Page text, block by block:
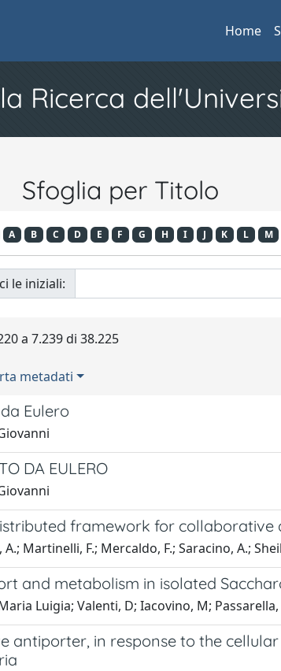
Home
Ricerca
Sfoglia per Titolo
A B C D E F G H I J K L M
le iniziali:
a 7.239 di 38.225
metadati
Eulero
DA EULERO
framework for
Martinelli, F.; Mercaldo, F.; Saracino, A.;
and metabolism in isolated
Luigia; Valenti, D; Iacovino, M; Passarella,
antiporter, in response to the